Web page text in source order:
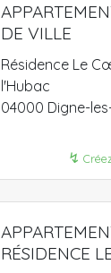
DE VILLE
Résidence Le
l'Hubac
04000 Digne-
↯
RÉSIDENCE